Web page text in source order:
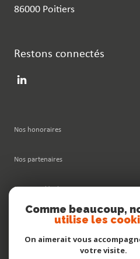
86000 Poitiers
Restons connectés
Nos honoraires
Nos partenaires
Mentions légales
Comme beaucoup,
utilise les
On aimerait vous
votre visite.